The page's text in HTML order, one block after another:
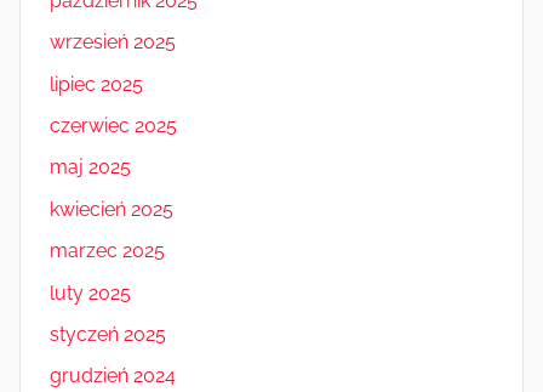
wrzesień 2025
lipiec 2025
czerwiec 2025
maj 2025
kwiecień 2025
marzec 2025
luty 2025
styczeń 2025
grudzień 2024